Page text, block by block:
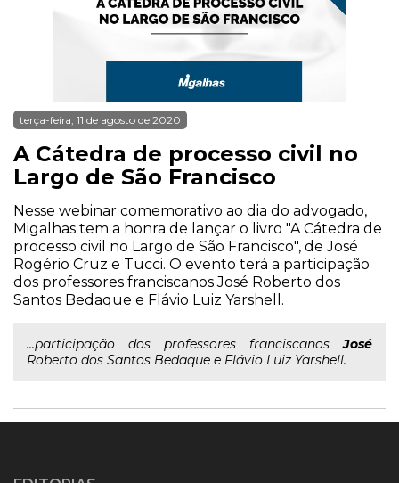
terça-feira, 11 de agosto de 2020
A Cátedra de processo civil no
Largo de São Francisco
Nesse webinar comemorativo ao dia do advogado,
Migalhas tem a honra de lançar o livro "A Cátedra de
processo civil no Largo de São Francisco", de José
Rogério Cruz e Tucci. O evento terá a participação
dos professores franciscanos José Roberto dos
Santos Bedaque e Flávio Luiz Yarshell.
...participação dos professores franciscanosJosé
Roberto dos Santos Bedaque e Flávio Luiz Yarshell.